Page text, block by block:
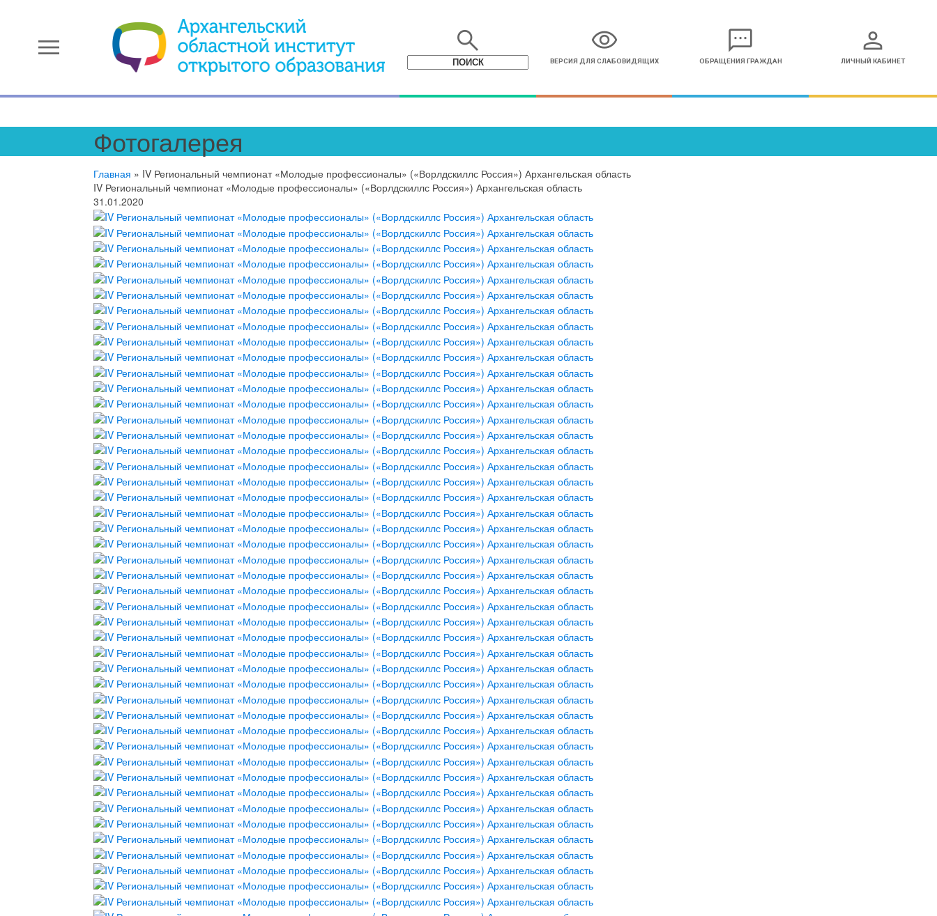
menu search visibility
ВЕРСИЯ ДЛЯ СЛАБОВИДЯЩИХ
sms
ОБРАЩЕНИЯ ГРАЖДАН
person
ЛИЧНЫЙ КАБИНЕТ
Фотогалерея
Главная » IV Региональный чемпионат «Молодые профессионалы» («Ворлдскиллс Россия») Архангельская область
IV Региональный чемпионат «Молодые профессионалы» («Ворлдскиллс Россия») Архангельская область
31.01.2020